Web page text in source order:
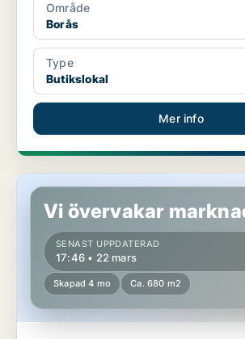
Område
Borås
Type
Butikslokal
Mer info
Butikslokal i Varberg
Vi övervakar
SENAST UPPDATERAD
17:46 • 22 mars
Skapad 4 mo Ca. 680 m2